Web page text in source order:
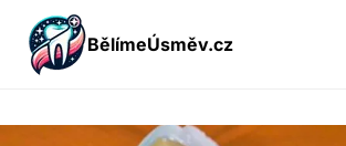
Přeskočit
obsah
BělímeÚsměv.cz